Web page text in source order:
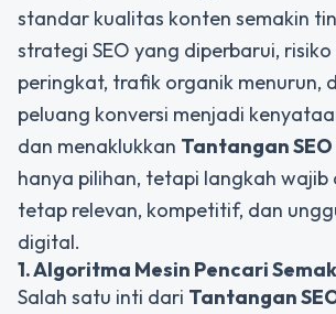
standar kualitas konten semakin
strategi SEO yang diperbarui,
peringkat, trafik organik menurun,
peluang konversi menjadi
dan menaklukkan Tantangan
hanya pilihan, tetapi langkah
tetap relevan, kompetitif, dan
digital.
1. Algoritma Mesin Pencari
Salah satu inti dari Tantangan